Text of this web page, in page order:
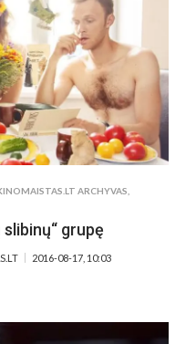
ARCHYVAS
grupę
2016-08-17, 10:03